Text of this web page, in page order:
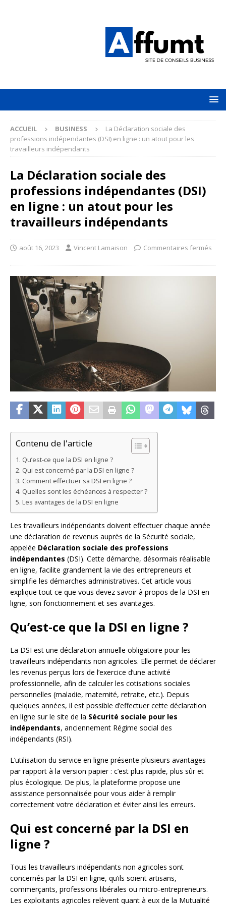
ACCUEIL BUSINESS
La Déclaration sociale des
professions indépendantes (DSI) en ligne : un atout pour les
travailleurs indépendants
La Déclaration sociale des
professions indépendantes (DSI)
en ligne : un atout pour les
travailleurs indépendants
août 16, 2023 Vincent Lamaison Commentaires fermés
Contenu de l'article
Qu’est-ce que la DSI en ligne ?
Qui est concerné par la DSI en ligne ?
Comment effectuer sa DSI en ligne ?
Quelles sont les échéances à respecter ?
Les avantages de la DSI en ligne
Les travailleurs indépendants doivent effectuer chaque année
une déclaration de revenus auprès de la Sécurité sociale,
appelée Déclaration sociale des professions
indépendantes (DSI). Cette démarche, désormais réalisable
en ligne, facilite grandement la vie des entrepreneurs et
simplifie les démarches administratives. Cet article vous
explique tout ce que vous devez savoir à propos de la DSI en
ligne, son fonctionnement et ses avantages.
Qu’est-ce que la DSI en ligne ?
La DSI est une déclaration annuelle obligatoire pour les
travailleurs indépendants non agricoles. Elle permet de déclarer
les revenus perçus lors de l’exercice d’une activité
professionnelle, afin de calculer les cotisations sociales
personnelles (maladie, maternité, retraite, etc.). Depuis
quelques années, il est possible d’effectuer cette déclaration
en ligne sur le site de la Sécurité sociale pour les
indépendants, anciennement Régime social des
indépendants (RSI).
L’utilisation du service en ligne présente plusieurs avantages
par rapport à la version papier : c’est plus rapide, plus sûr et
plus écologique. De plus, la plateforme propose une
assistance personnalisée pour vous aider à remplir
correctement votre déclaration et éviter ainsi les erreurs.
Qui est concerné par la DSI en
ligne ?
Tous les travailleurs indépendants non agricoles sont
concernés par la DSI en ligne, qu’ils soient artisans,
commerçants, professions libérales ou micro-entrepreneurs.
Les exploitants agricoles relèvent quant à eux de la Mutualité